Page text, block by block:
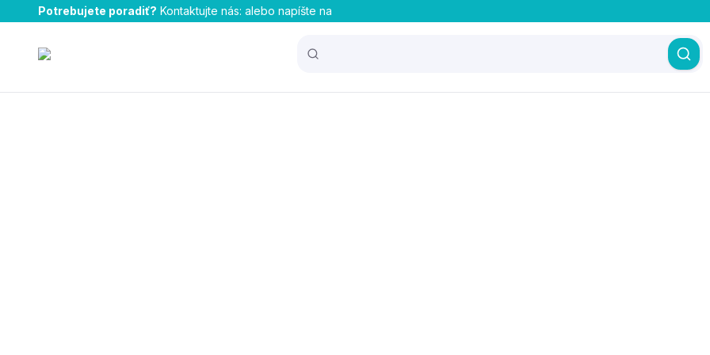
Potrebujete poradiť? Kontaktujte nás: alebo napíšte na